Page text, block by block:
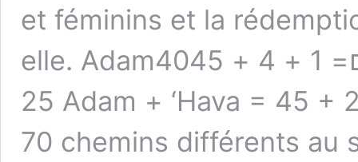
et féminins et la
elle. Adamאדם= 1 + 4 + 4045 ‘Havaחווה= 8 + 6 + 6 +5=
25 Adam + ‘Hava = 45 + 25 = 70 70 familles empruntent
70 chemins différents au